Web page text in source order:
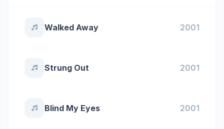
Walked Away 2001
Strung Out 2001
Blind My Eyes 2001